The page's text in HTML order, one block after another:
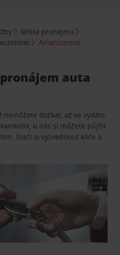
Místa pronájmu
Amanzimtoti
auta
nemůžete dočkat, až se vydáte
u nás si můžete půjčit
Stačí si vyzvednout klíče a